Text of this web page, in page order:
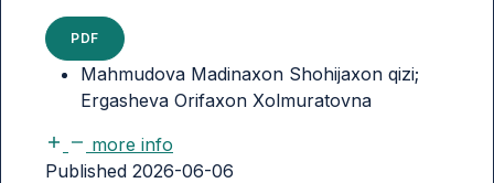
PDF
Mahmudova Madinaxon Shohijaxon qizi;
Ergasheva Orifaxon Xolmuratovna
more info
Published 2026-06-06